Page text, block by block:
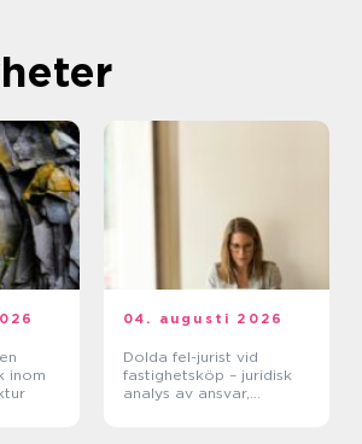
inom
04. augusti 2026
Dolda fel-jurist vid
fastighetsköp – juridisk
analys av ansvar,